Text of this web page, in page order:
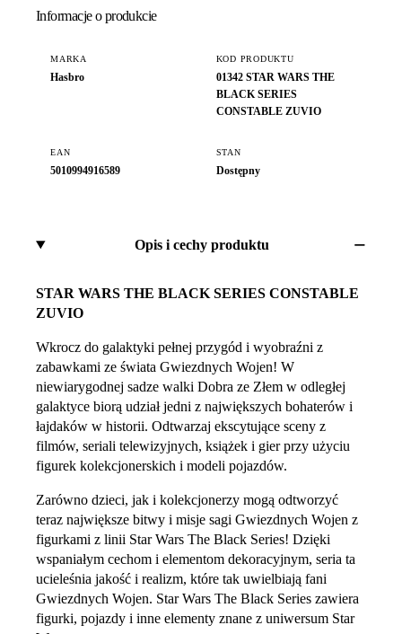
Informacje o produkcie
MARKA
Hasbro
KOD PRODUKTU
01342 STAR WARS THE
BLACK SERIES
CONSTABLE ZUVIO
EAN
5010994916589
STAN
Dostępny
Opis i cechy produktu
STAR WARS THE BLACK SERIES CONSTABLE
ZUVIO
Wkrocz do galaktyki pełnej przygód i wyobraźni z
zabawkami ze świata Gwiezdnych Wojen! W
niewiarygodnej sadze walki Dobra ze Złem w odległej
galaktyce biorą udział jedni z największych bohaterów i
łajdaków w historii. Odtwarzaj ekscytujące sceny z
filmów, seriali telewizyjnych, książek i gier przy użyciu
figurek kolekcjonerskich i modeli pojazdów.
Zarówno dzieci, jak i kolekcjonerzy mogą odtworzyć
teraz największe bitwy i misje sagi Gwiezdnych Wojen z
figurkami z linii Star Wars The Black Series! Dzięki
wspaniałym cechom i elementom dekoracyjnym, seria ta
ucieleśnia jakość i realizm, które tak uwielbiają fani
Gwiezdnych Wojen. Star Wars The Black Series zawiera
figurki, pojazdy i inne elementy znane z uniwersum Star